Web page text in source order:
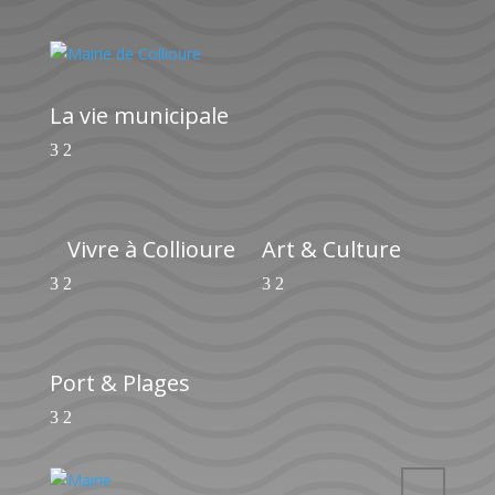
La vie municipale
Vivre à Collioure Art & Culture
Port & Plages